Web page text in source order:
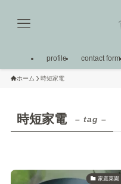
profile contact form
ホーム 時短家電
時短家電 – tag –
家庭菜園